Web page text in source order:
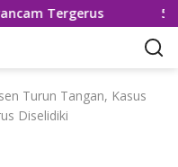
593 Kg
Turun Tangan, Kasus
Diselidiki